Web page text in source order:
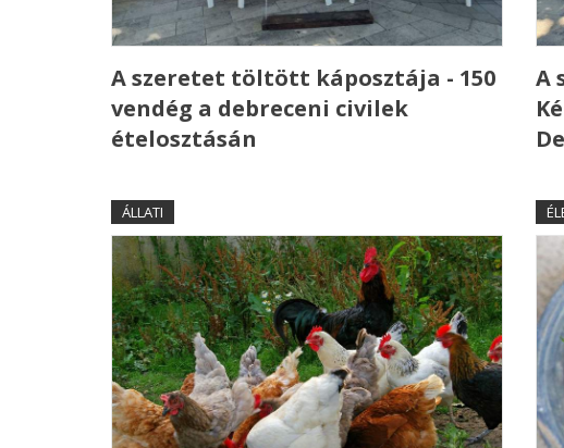
A szeretet töltött káposztája - 150
vendég a debreceni civilek
ételosztásán
A
ÁLLATI